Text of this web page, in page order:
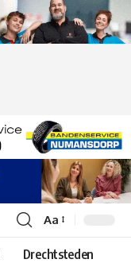
Lettergrootte
aanpassen
Aa
Drechtsteden